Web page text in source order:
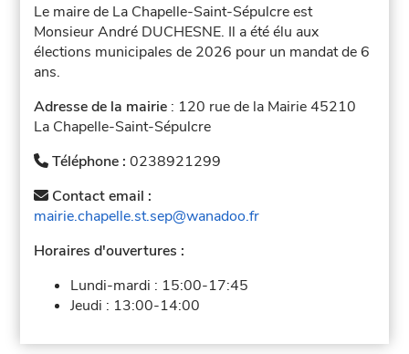
Le maire de La Chapelle-Saint-Sépulcre est
Monsieur André DUCHESNE. Il a été élu aux
élections municipales de 2026 pour un mandat de 6
ans.
Adresse de la mairie : 120 rue de la Mairie 45210
La Chapelle-Saint-Sépulcre
Téléphone :0238921299
Contact email :
mairie.chapelle.st.sep@wanadoo.fr
Horaires d'ouvertures :
Lundi-mardi : 15:00-17:45
Jeudi : 13:00-14:00